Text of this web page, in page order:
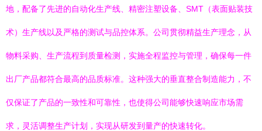
地，配备了先进的自动化生产线、精密注塑设备、SMT（表面贴装技
术）生产线以及严格的测试与品控体系。公司贯彻精益生产理念，从
物料采购、生产流程到质量检测，实施全程监控与管理，确保每一件
出厂产品都符合最高的品质标准。这种强大的垂直整合制造能力，不
仅保证了产品的一致性和可靠性，也使得公司能够快速响应市场需
求，灵活调整生产计划，实现从研发到量产的快速转化。